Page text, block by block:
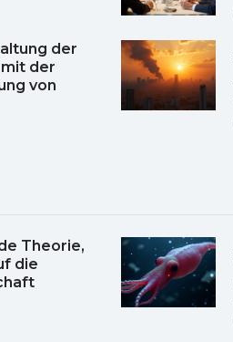
der
der
von
Theorie,
die